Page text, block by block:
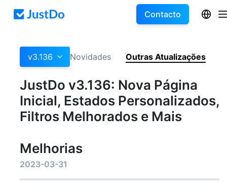
Contacto
v3.136 Novidades Outras Atualizações
JustDo v3.136: Nova Página
Inicial, Estados Personalizados,
Filtros Melhorados e Mais
Melhorias
2023-03-31